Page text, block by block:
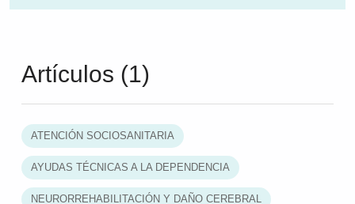
Artículos (1)
ATENCIÓN SOCIOSANITARIA
AYUDAS TÉCNICAS A LA DEPENDENCIA
NEURORREHABILITACIÓN Y DAÑO CEREBRAL